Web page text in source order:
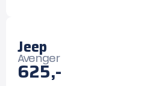
Jeep
Avenger
625,-